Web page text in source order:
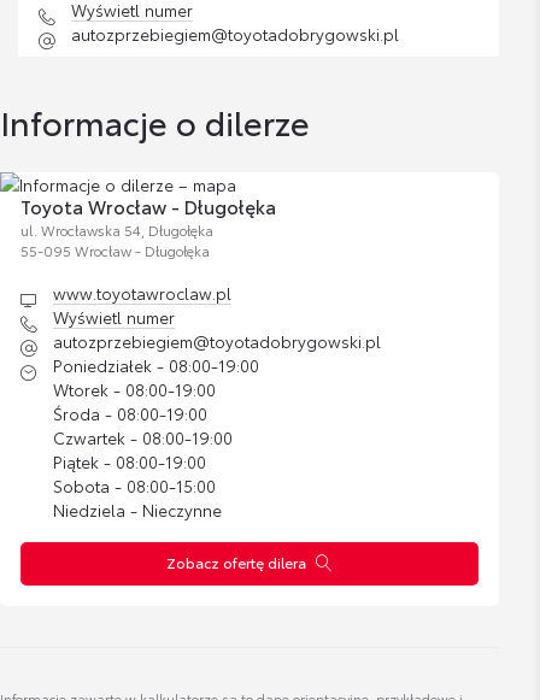
Bagażnik rowerowy na hak VeloCompact -
2 rowery
3 rowery
Cena brutto
3 287,38 zł
Chlapacze - komplet
Cena brutto
486,48 zł
Folia ochronna na zderzak tylny
Cena brutto
298,46 zł
Owiewki szyb bocznych
Wyświetl numer
autozprzebiegiem@toyotadobrygowski.pl
Informacje o dilerze
Toyota Wrocław - Długołęka
ul. Wrocławska 54, Długołęka
55-095 Wrocław - Długołęka
www.toyotawroclaw.pl
Wyświetl numer
autozprzebiegiem@toyotadobrygowski.pl
Poniedziałek - 08:00-19:00
Wtorek - 08:00-19:00
Środa - 08:00-19:00
Czwartek - 08:00-19:00
Piątek - 08:00-19:00
Sobota - 08:00-15:00
Niedziela - Nieczynne
Zobacz ofertę dilera